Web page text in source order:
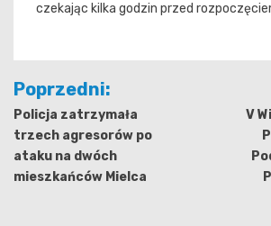
czekając kilka godzin przed
Nawigacja
wpisu
Poprzedni:
Policja zatrzymała
trzech agresorów po
ataku na dwóch
mieszkańców Mielca
V